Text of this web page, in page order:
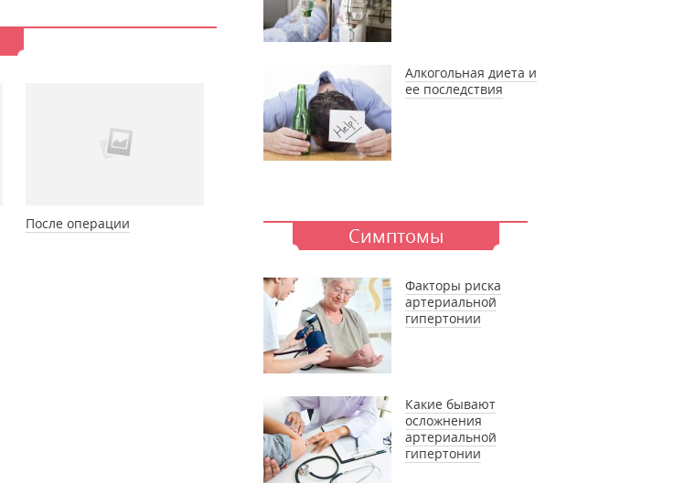
После операции
Алкогольная диета и
ее последствия
Симптомы
Факторы риска
артериальной
гипертонии
Какие бывают
осложнения
артериальной
гипертонии